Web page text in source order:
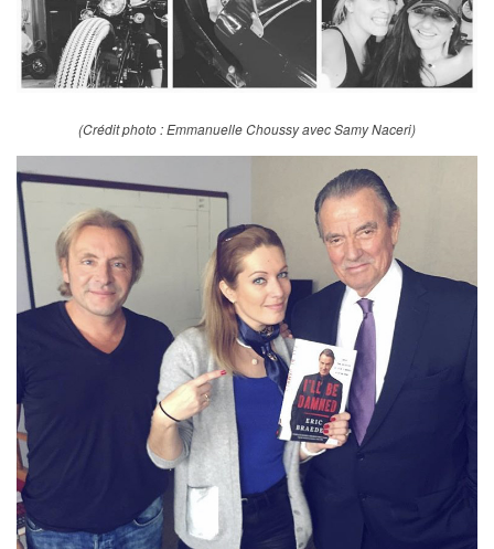
(Crédit photo : Emmanuelle Choussy avec Samy Naceri)